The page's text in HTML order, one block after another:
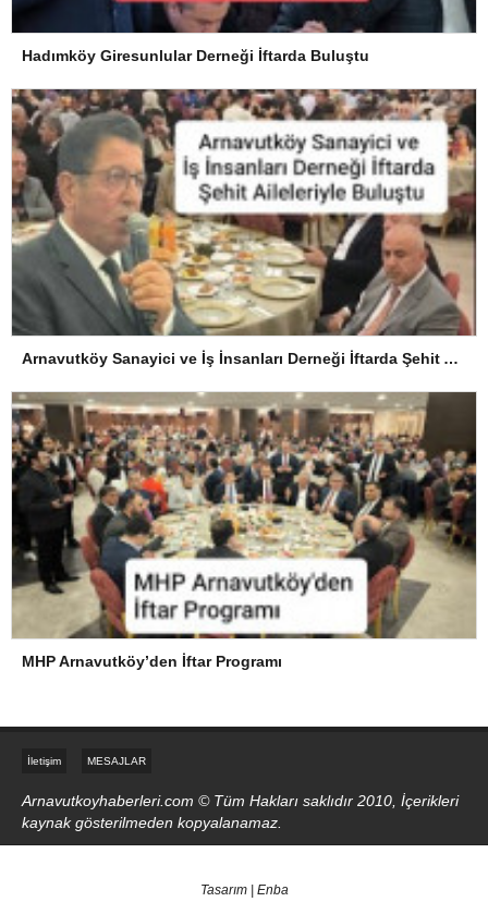
Hadımköy Giresunlular Derneği İftarda Buluştu
Arnavutköy Sanayici ve İş İnsanları Derneği İftarda Şehit Aileleriyle Buluştu
MHP Arnavutköy’den İftar Programı
İletişim MESAJLAR
Arnavutkoyhaberleri.com © Tüm Hakları saklıdır 2010, İçerikleri
kaynak gösterilmeden kopyalanamaz.
Tasarım | Enba